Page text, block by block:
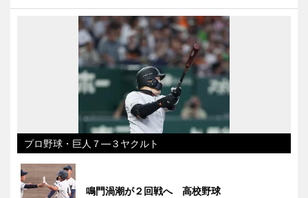
プロ野球・巨人７―３ヤクルト
鳴門渦潮が２回戦へ 高校野球